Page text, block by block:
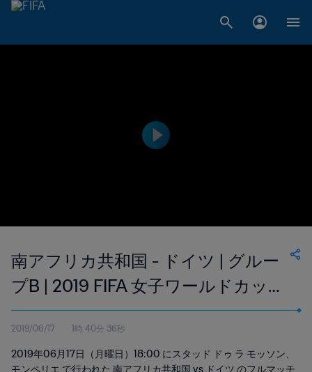
南アフリカ共和国 - ドイツ | グルー
プB | 2019 FIFA 女子ワールドカップ
フランス | ハイライト
2019/06/17 1時 40分 36秒
2019年06月17日（月曜日）18:00 にスタッド ドゥ ラ モッソン、
モンペリエ で行われた 南アフリカ共和国 vs ドイツ のフルマッチ